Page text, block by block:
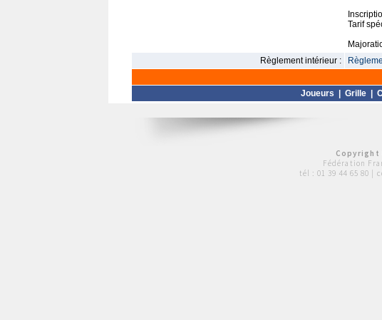
Tarif
Règlement intérieur :
Joueurs Grille
Copyright
Fédération
tél : 01 39 44 65 80 |